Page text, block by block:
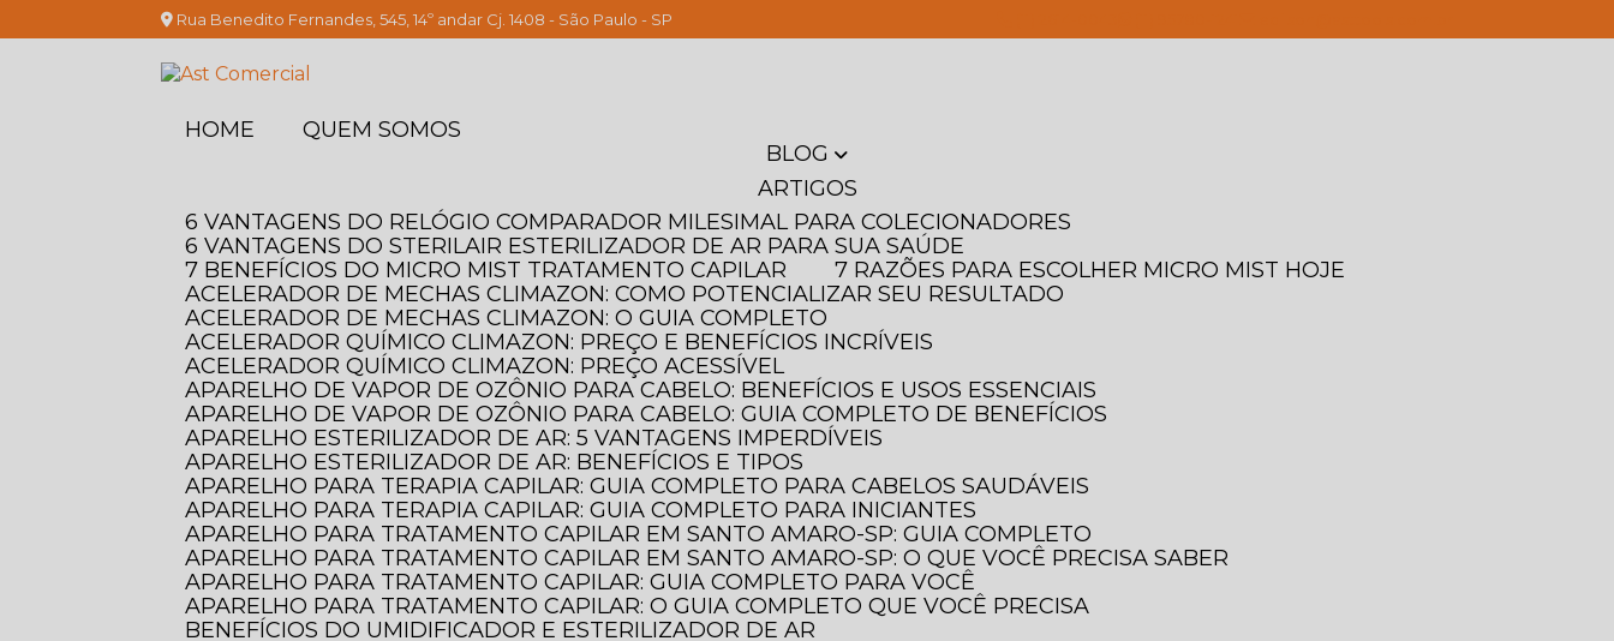
Rua Benedito Fernandes, 545, 14º andar Cj. 1408 - São Paulo - SP
HOME
QUEM SOMOS
BLOG
ARTIGOS
6 VANTAGENS DO RELÓGIO COMPARADOR MILESIMAL PARA COLECIONADORES
6 VANTAGENS DO STERILAIR ESTERILIZADOR DE AR PARA SUA SAÚDE
7 BENEFÍCIOS DO MICRO MIST TRATAMENTO CAPILAR
7 RAZÕES PARA ESCOLHER MICRO MIST HOJE
ACELERADOR DE MECHAS CLIMAZON: COMO POTENCIALIZAR SEU RESULTADO
ACELERADOR DE MECHAS CLIMAZON: O GUIA COMPLETO
ACELERADOR QUÍMICO CLIMAZON: PREÇO E BENEFÍCIOS INCRÍVEIS
ACELERADOR QUÍMICO CLIMAZON: PREÇO ACESSÍVEL
APARELHO DE VAPOR DE OZÔNIO PARA CABELO: BENEFÍCIOS E USOS ESSENCIAIS
APARELHO DE VAPOR DE OZÔNIO PARA CABELO: GUIA COMPLETO DE BENEFÍCIOS
APARELHO ESTERILIZADOR DE AR: 5 VANTAGENS IMPERDÍVEIS
APARELHO ESTERILIZADOR DE AR: BENEFÍCIOS E TIPOS
APARELHO PARA TERAPIA CAPILAR: GUIA COMPLETO PARA CABELOS SAUDÁVEIS
APARELHO PARA TERAPIA CAPILAR: GUIA COMPLETO PARA INICIANTES
APARELHO PARA TRATAMENTO CAPILAR EM SANTO AMARO-SP: GUIA COMPLETO
APARELHO PARA TRATAMENTO CAPILAR EM SANTO AMARO-SP: O QUE VOCÊ PRECISA SABER
APARELHO PARA TRATAMENTO CAPILAR: GUIA COMPLETO PARA VOCÊ
APARELHO PARA TRATAMENTO CAPILAR: O GUIA COMPLETO QUE VOCÊ PRECISA
BENEFÍCIOS DO UMIDIFICADOR E ESTERILIZADOR DE AR